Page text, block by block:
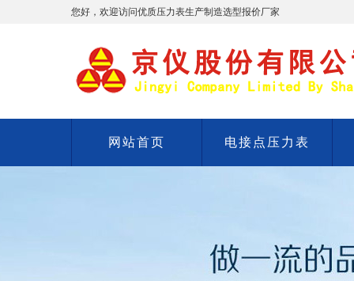
您好，欢迎访问优质压力表生产制造选型报价厂家
网站首页 电接点压力表